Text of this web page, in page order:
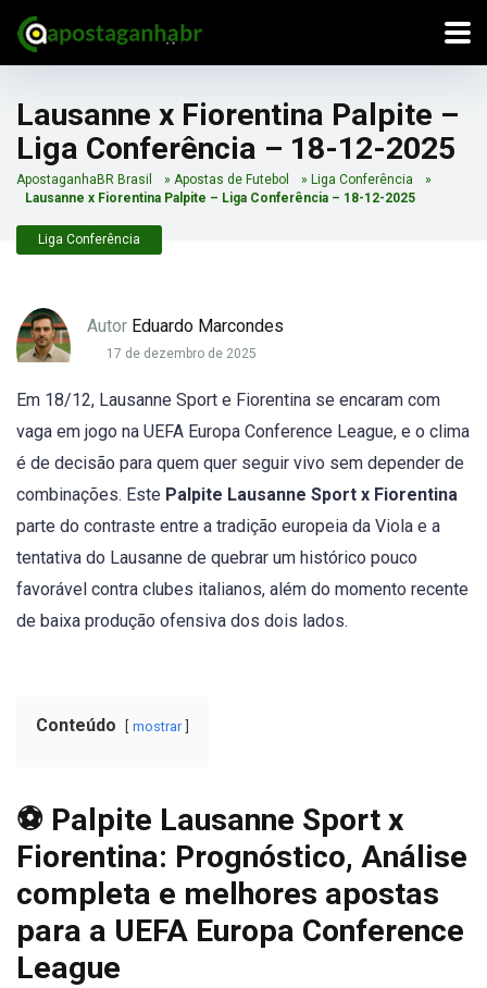
Lausanne x Fiorentina Palpite –
Liga Conferência – 18-12-2025
ApostaganhaBR Brasil » Apostas de Futebol » Liga Conferência
»
Lausanne x Fiorentina Palpite – Liga Conferência – 18-12-2025
Liga Conferência
Autor Eduardo Marcondes
17 de dezembro de 2025
Em 18/12, Lausanne Sport e Fiorentina se encaram com
vaga em jogo na UEFA Europa Conference League, e o clima
é de decisão para quem quer seguir vivo sem depender de
combinações. Este Palpite Lausanne Sport x Fiorentina
parte do contraste entre a tradição europeia da Viola e a
tentativa do Lausanne de quebrar um histórico pouco
favorável contra clubes italianos, além do momento recente
de baixa produção ofensiva dos dois lados.
Conteúdo mostrar
⚽ Palpite Lausanne Sport x
Fiorentina: Prognóstico, Análise
completa e melhores apostas
para a UEFA Europa Conference
League